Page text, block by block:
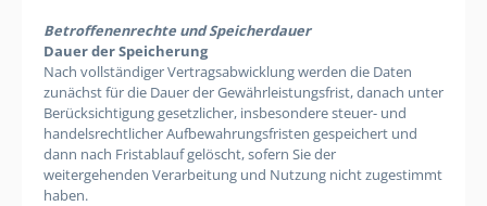
Betroffenenrechte und Speicherdauer
Dauer der Speicherung
Nach vollständiger Vertragsabwicklung werden die Daten
zunächst für die Dauer der Gewährleistungsfrist, danach unter
Berücksichtigung gesetzlicher, insbesondere steuer- und
handelsrechtlicher Aufbewahrungsfristen gespeichert und
dann nach Fristablauf gelöscht, sofern Sie der
weitergehenden Verarbeitung und Nutzung nicht zugestimmt
haben.